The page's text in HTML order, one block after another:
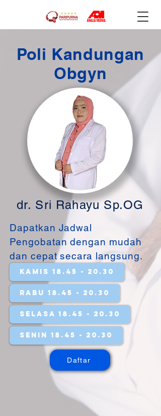
Poli Kandungan
Obgyn
dr. Sri Rahayu Sp.OG
Dapatkan Jadwal
Pengobatan dengan mudah
dan cepat secara langsung.
Kamis 18.45 - 20.30
Rabu 18.45 - 20.30
Selasa 18.45 - 20.30
Senin 18.45 - 20.30
Daftar